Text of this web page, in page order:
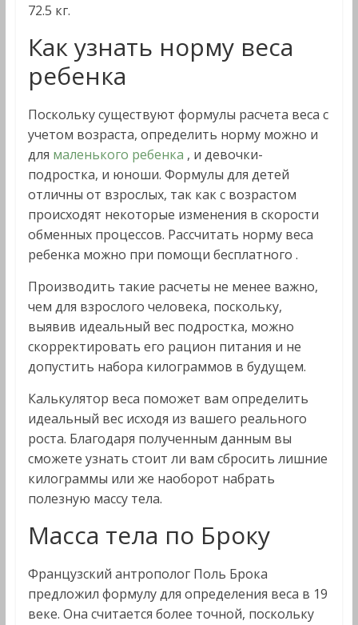
72.5 кг.
Как узнать норму веса
ребенка
Поскольку существуют формулы расчета веса с
учетом возраста, определить норму можно и
для маленького ребенка , и девочки-
подростка, и юноши. Формулы для детей
отличны от взрослых, так как с возрастом
происходят некоторые изменения в скорости
обменных процессов. Рассчитать норму веса
ребенка можно при помощи бесплатного .
Производить такие расчеты не менее важно,
чем для взрослого человека, поскольку,
выявив идеальный вес подростка, можно
скорректировать его рацион питания и не
допустить набора килограммов в будущем.
Калькулятор веса поможет вам определить
идеальный вес исходя из вашего реального
роста. Благодаря полученным данным вы
сможете узнать стоит ли вам сбросить лишние
килограммы или же наоборот набрать
полезную массу тела.
Масса тела по Броку
Французский антрополог Поль Брока
предложил формулу для определения веса в 19
веке. Она считается более точной, поскольку